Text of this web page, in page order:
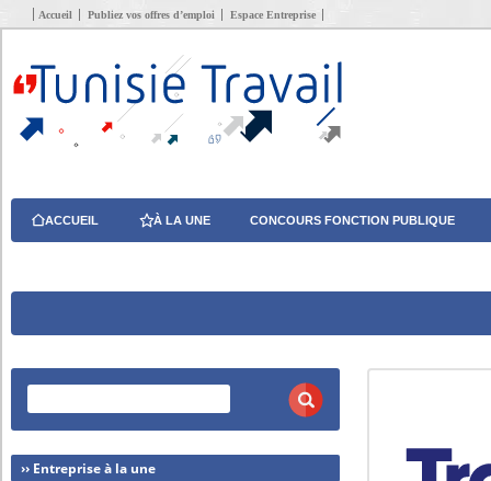
Accueil Publiez vos offres d’emploi Espace Entreprise
ACCUEIL À LA UNE CONCOURS FONCTION PUBLIQUE
›› Entreprise à la une